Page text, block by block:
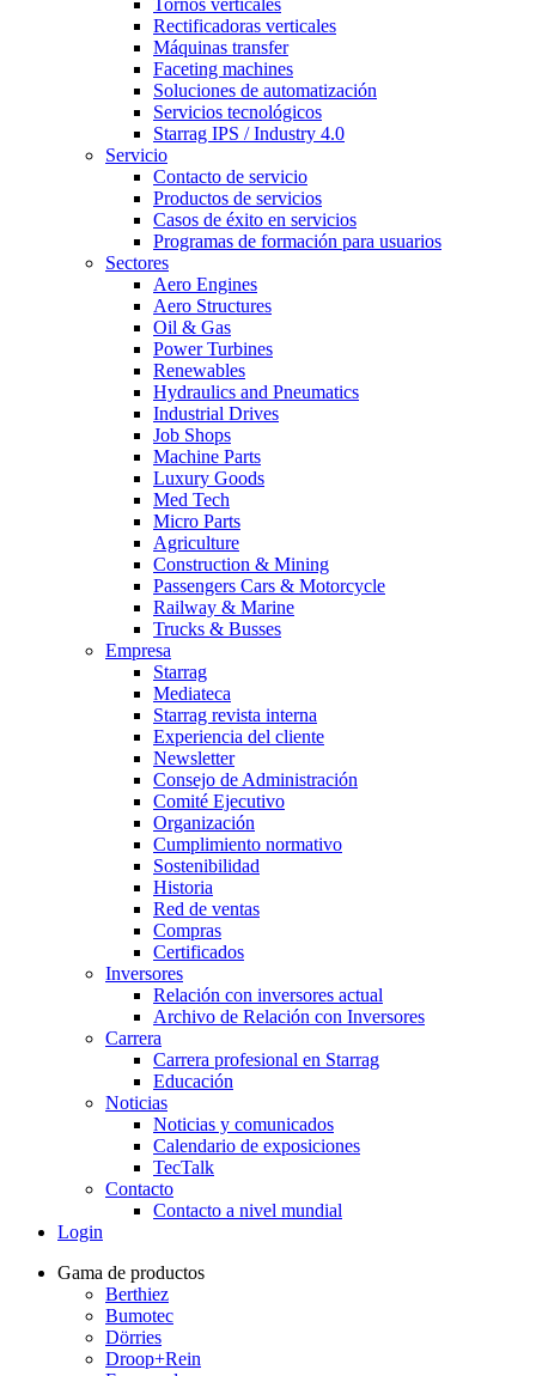
Tornos verticales
Rectificadoras verticales
Máquinas transfer
Faceting machines
Soluciones de automatización
Servicios tecnológicos
Starrag IPS / Industry 4.0
Servicio
Contacto de servicio
Productos de servicios
Casos de éxito en servicios
Programas de formación para usuarios
Sectores
Aero Engines
Aero Structures
Oil & Gas
Power Turbines
Renewables
Hydraulics and Pneumatics
Industrial Drives
Job Shops
Machine Parts
Luxury Goods
Med Tech
Micro Parts
Agriculture
Construction & Mining
Passengers Cars & Motorcycle
Railway & Marine
Trucks & Busses
Empresa
Starrag
Mediateca
Starrag revista interna
Experiencia del cliente
Newsletter
Consejo de Administración
Comité Ejecutivo
Organización
Cumplimiento normativo
Sostenibilidad
Historia
Red de ventas
Compras
Certificados
Inversores
Relación con inversores actual
Archivo de Relación con Inversores
Carrera
Carrera profesional en Starrag
Educación
Noticias
Noticias y comunicados
Calendario de exposiciones
TecTalk
Contacto
Contacto a nivel mundial
Login
Gama de productos
Berthiez
Bumotec
Dörries
Droop+Rein